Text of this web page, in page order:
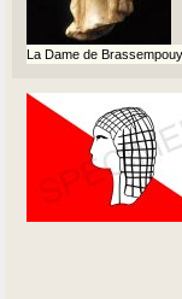
La Dame de Brassempouy